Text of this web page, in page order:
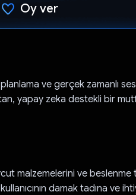
Oy ver
ve gerçek zamanlı
yapay zeka destekli bir
malzemelerini ve
damak tadına ve